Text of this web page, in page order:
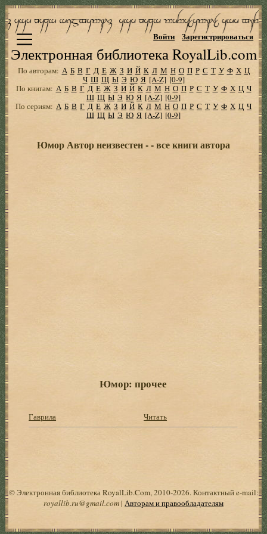
Электронная библиотека RoyalLib.com
Войти Зарегистрироваться
По авторам: А Б В Г Д Е Ж З И Й К Л М Н О П Р С Т У Ф Х Ц
Ч Ш Щ Ы Э Ю Я [A-Z] [0-9]
По книгам: А Б В Г Д Е Ж З И Й К Л М Н О П Р С Т У Ф Х Ц Ч
Ш Щ Ы Э Ю Я [A-Z] [0-9]
По сериям: А Б В Г Д Е Ж З И Й К Л М Н О П Р С Т У Ф Х Ц Ч
Ш Щ Ы Э Ю Я [A-Z] [0-9]
Юмор Автор неизвестен - - все книги автора
Юмор: прочее
Гаврила Читать
© Электронная библиотека RoyalLib.Com, 2010-2026. Контактный e-mail:
royallib.ru@gmail.com| Авторам и правообладателям